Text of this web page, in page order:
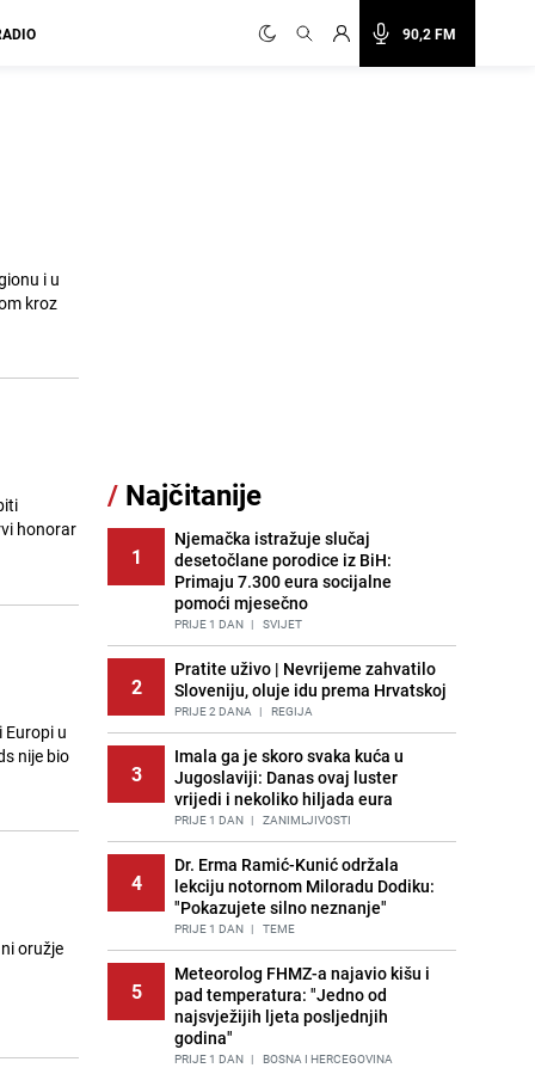
90,2 FM
i u
kroz
honorar
u
nije bio
oružje
/ Najčitanije
1
Njemačka istražuje slučaj
desetočlane porodice iz BiH:
Primaju 7.300 eura socijalne
pomoći mjesečno
PRIJE 1 DAN | SVIJET
2
Pratite uživo | Nevrijeme zahvatilo
Sloveniju, oluje idu prema Hrvatskoj
PRIJE 2 DANA | REGIJA
3
Imala ga je skoro svaka kuća u
Jugoslaviji: Danas ovaj luster
vrijedi i nekoliko hiljada eura
PRIJE 1 DAN | ZANIMLJIVOSTI
4
Dr. Erma Ramić-Kunić održala
lekciju notornom Miloradu Dodiku:
"Pokazujete silno neznanje"
PRIJE 1 DAN | TEME
5
Meteorolog FHMZ-a najavio kišu i
pad temperatura: "Jedno od
najsvježijih ljeta posljednjih
godina"
PRIJE 1 DAN | BOSNA I HERCEGOVINA